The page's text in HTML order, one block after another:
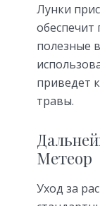
Лунки
полезные
приведет
травы.
Метеор
Уход за